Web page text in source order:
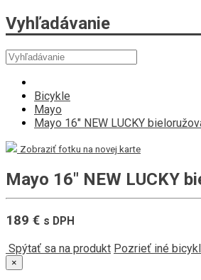
Vyhľadávanie
Bicykle
Mayo
Mayo 16" NEW LUCKY
Zobraziť fotku na novej karte
Mayo 16" NEW LUCKY
189 € s DPH
Spýtať sa na produkt Pozrieť iné
×